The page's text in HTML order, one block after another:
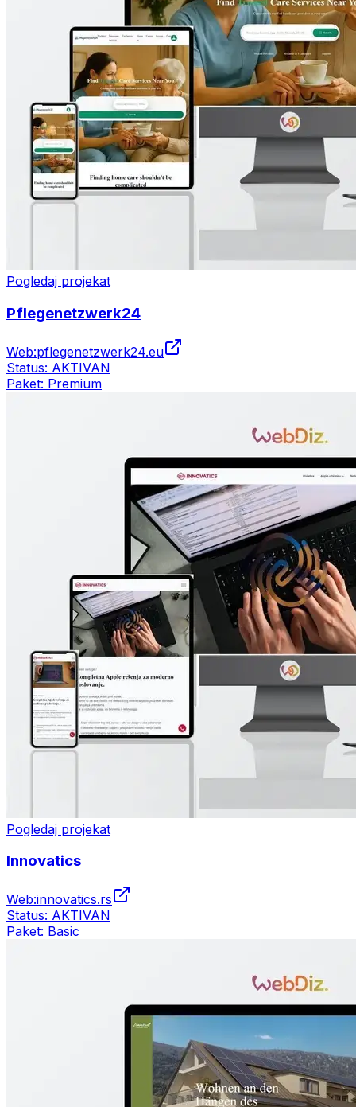
Pogledaj projekat
Pflegenetzwerk24
Web:pflegenetzwerk24.eu
Status: AKTIVAN
Paket: Premium
Pogledaj projekat
Innovatics
Web:innovatics.rs
Status: AKTIVAN
Paket: Basic